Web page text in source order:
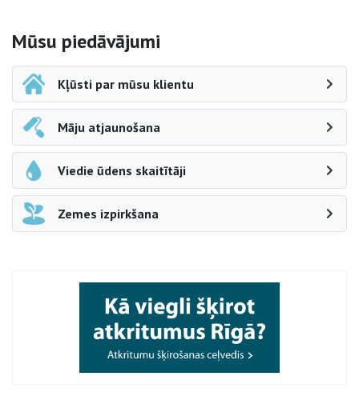
Sāna navigācija
Mūsu piedāvājumi
Kļūsti par mūsu klientu
Māju atjaunošana
Viedie ūdens skaitītāji
Zemes izpirkšana